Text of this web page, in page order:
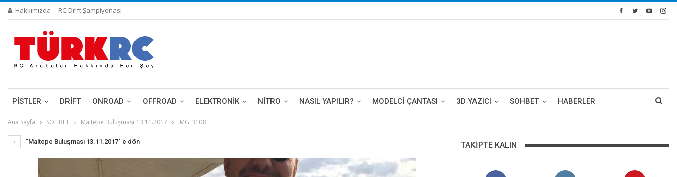
Hakkımızda RC Drift Şampiyonası
PİSTLER DRIFT ONROAD OFFROAD ELEKTRONIK NITRO NASIL YAPILIR? MODELCI ÇANTASI 3D YAZICI SOHBET HABERLER
Ana Sayfa SOHBET Maltepe Buluşması 13.11.2017 IMG_3108
"Maltepe Buluşması 13.11.2017" e dön TAKIPTE KALIN